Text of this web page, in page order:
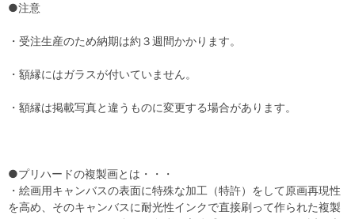
●注意
・受注生産のため納期は約３週間かかります。
・額縁にはガラスが付いていません。
・額縁は掲載写真と違うものに変更する場合があります。
●プリハードの複製画とは・・・
・絵画用キャンバスの表面に特殊な加工（特許）をして原画再現性
を高め、そのキャンバスに耐光性インクで直接刷って作られた複製